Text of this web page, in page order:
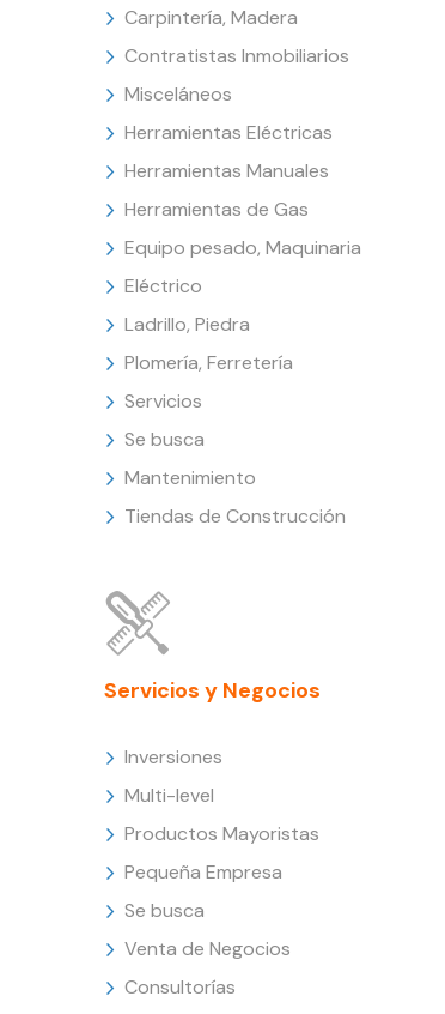
Carpintería, Madera
Contratistas Inmobiliarios
Misceláneos
Herramientas Eléctricas
Herramientas Manuales
Herramientas de Gas
Equipo pesado, Maquinaria
Eléctrico
Ladrillo, Piedra
Plomería, Ferretería
Servicios
Se busca
Mantenimiento
Tiendas de Construcción
Servicios y Negocios
Inversiones
Multi-level
Productos Mayoristas
Pequeña Empresa
Se busca
Venta de Negocios
Consultorías